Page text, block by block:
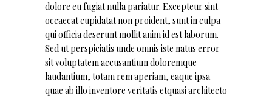
dolore eu fugiat nulla pariatur. Excepteur sint
occaecat cupidatat non proident, sunt in culpa
qui officia deserunt mollit anim id est laborum.
Sed ut perspiciatis unde omnis iste natus error
sit voluptatem accusantium doloremque
laudantium, totam rem aperiam, eaque ipsa
quae ab illo inventore veritatis etquasi architecto